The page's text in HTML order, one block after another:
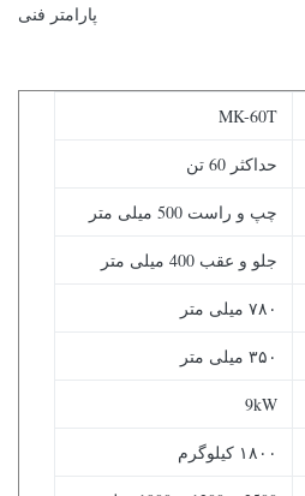
پارامتر فنی
MK-60T
حداکثر 60 تن
چپ و راست 500 میلی متر
جلو و عقب 400 میلی متر
۷۸۰ میلی متر
۳۵۰ میلی متر
9kW
۱۸۰۰ کیلوگرم